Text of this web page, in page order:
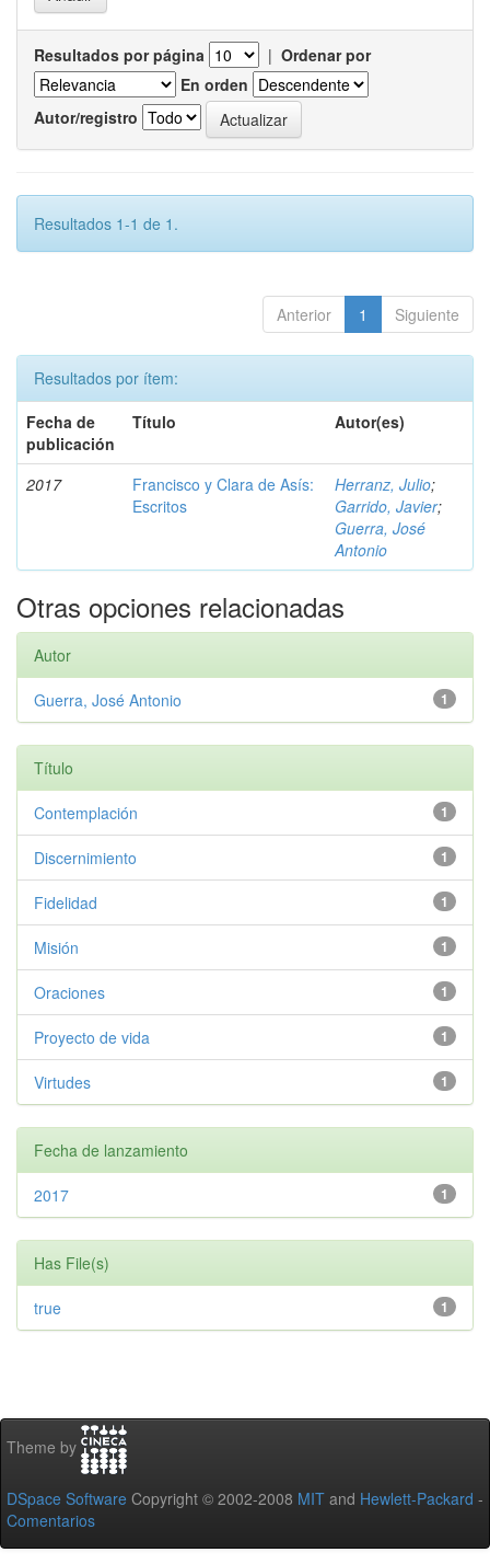
Resultados por página | Ordenar por
En orden
Autor/registro
Resultados 1-1 de 1.
Anterior 1 Siguiente
Resultados por ítem:
Fecha de
publicación
Título Autor(es)
2017
Francisco y Clara de Asís:
Escritos
Herranz, Julio;
Garrido, Javier;
Guerra, José
Antonio
Otras opciones relacionadas
Autor
1
Guerra, José Antonio
Título
1
Contemplación
1
Discernimiento
1
Fidelidad
1
Misión
1
Oraciones
1
Proyecto de vida
1
Virtudes
Fecha de lanzamiento
1
2017
Has File(s)
1
true
Theme by
DSpace Software Copyright © 2002-2008 MIT and Hewlett-Packard -
Comentarios